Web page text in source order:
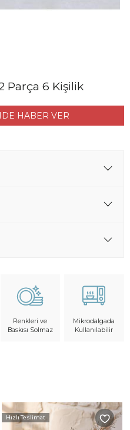
Parça 6 Kişilik
HABER VER
Renkleri ve
Baskısı Solmaz
Mikrodalgada
Kullanılabilir
Hızlı Teslimat